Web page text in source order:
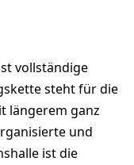
vollständige
steht für die
längerem ganz
und
ist die